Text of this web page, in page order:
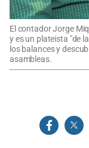
El contador Jorge
y es un plateista "de
los balances y
asambleas.